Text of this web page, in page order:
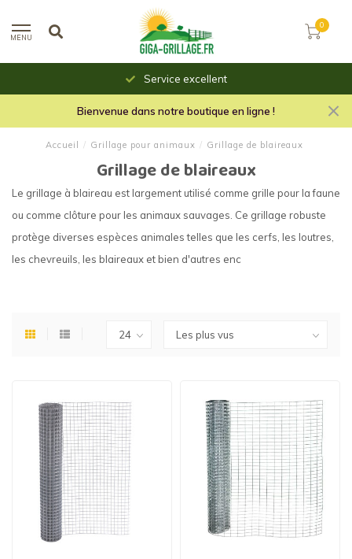
MENU
0
Service excellent
Bienvenue dans notre boutique en ligne !
Accueil / Grillage pour animaux / Grillage de blaireaux
Grillage de blaireaux
Le grillage à blaireau est largement utilisé comme grille pour la faune
ou comme clôture pour les animaux sauvages. Ce grillage robuste
protège diverses espèces animales telles que les cerfs, les loutres,
les chevreuils, les blaireaux et bien d'autres enc